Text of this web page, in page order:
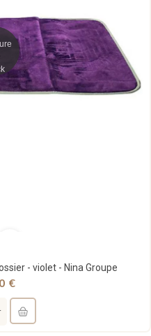
- violet - Nina Groupe
€